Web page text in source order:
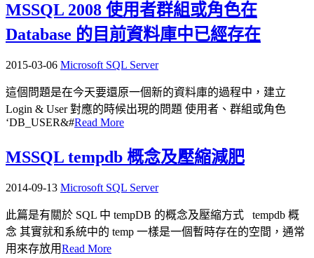
MSSQL 2008 使用者群組或角色在
Database 的目前資料庫中已經存在
2015-03-06 Microsoft SQL Server
這個問題是在今天要還原一個新的資料庫的過程中，建立
Login & User 對應的時候出現的問題 使用者、群組或角色
‘DB_USER&#Read More
MSSQL tempdb 概念及壓縮減肥
2014-09-13 Microsoft SQL Server
此篇是有關於 SQL 中 tempDB 的概念及壓縮方式 tempdb 概
念 其實就和系統中的 temp 一樣是一個暫時存在的空間，通常
用來存放用Read More